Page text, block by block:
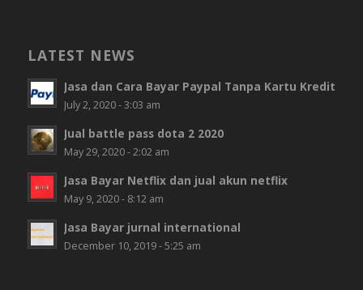
LATEST NEWS
Jasa dan Cara Bayar Paypal Tanpa Kartu Kredit
July 2, 2020 - 3:03 am
Jual battle pass dota 2 2020
May 29, 2020 - 2:02 am
Jasa Bayar Netflix dan jual akun netflix
May 9, 2020 - 8:12 am
Jasa Bayar jurnal international
December 10, 2019 - 5:25 am